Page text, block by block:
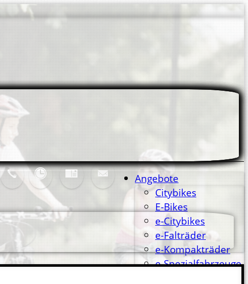
Angebote
Citybikes
E-Bikes
e-Citybikes
e-Falträder
e-Kompakträder
e-Spezialfahrzeuge